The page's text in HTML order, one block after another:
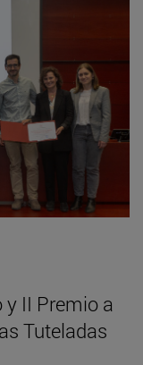
y II Premio a
Tuteladas